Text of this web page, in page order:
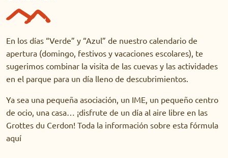
En los días “Verde” y “Azul” de nuestro calendario de
apertura (domingo, festivos y vacaciones escolares), te
sugerimos combinar la visita de las cuevas y las actividades
en el parque para un día lleno de descubrimientos.
Ya sea una pequeña asociación, un IME, un pequeño centro
de ocio, una casa… ¡disfrute de un día al aire libre en las
Grottes du Cerdon! Toda la información sobre esta fórmula
aquí